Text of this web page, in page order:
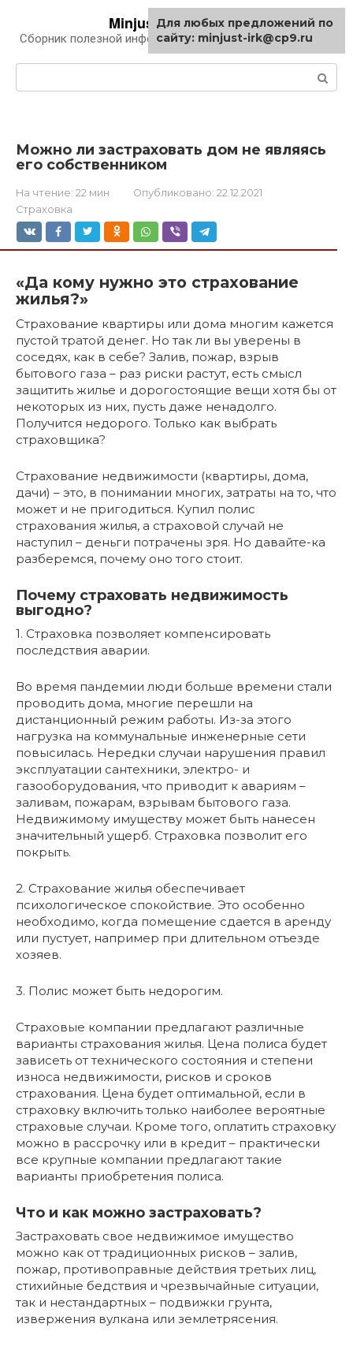
контенту
Minjust-irk.ru
Сборник полезной информации про автомобили
Можно ли застраховать дом не являясь
его собственником
На чтение: 22 мин Опубликовано: 22.12.2021
Страховка
«Да кому нужно это страхование
жилья?»
Страхование квартиры или дома многим кажется
пустой тратой денег. Но так ли вы уверены в
соседях, как в себе? Залив, пожар, взрыв
бытового газа – раз риски растут, есть смысл
защитить жилье и дорогостоящие вещи хотя бы от
некоторых из них, пусть даже ненадолго.
Получится недорого. Только как выбрать
страховщика?
Страхование недвижимости (квартиры, дома,
дачи) – это, в понимании многих, затраты на то, что
может и не пригодиться. Купил полис
страхования жилья, а страховой случай не
наступил – деньги потрачены зря. Но давайте-ка
разберемся, почему оно того стоит.
Почему страховать недвижимость
выгодно?
1. Страховка позволяет компенсировать
последствия аварии.
Во время пандемии люди больше времени стали
проводить дома, многие перешли на
дистанционный режим работы. Из-за этого
нагрузка на коммунальные инженерные сети
повысилась. Нередки случаи нарушения правил
эксплуатации сантехники, электро- и
газооборудования, что приводит к авариям –
заливам, пожарам, взрывам бытового газа.
Недвижимому имуществу может быть нанесен
значительный ущерб. Страховка позволит его
покрыть.
2. Страхование жилья обеспечивает
психологическое спокойствие. Это особенно
необходимо, когда помещение сдается в аренду
или пустует, например при длительном отъезде
хозяев.
3. Полис может быть недорогим.
Страховые компании предлагают различные
варианты страхования жилья. Цена полиса будет
зависеть от технического состояния и степени
износа недвижимости, рисков и сроков
страхования. Цена будет оптимальной, если в
страховку включить только наиболее вероятные
страховые случаи. Кроме того, оплатить страховку
можно в рассрочку или в кредит – практически
все крупные компании предлагают такие
варианты приобретения полиса.
Что и как можно застраховать?
Застраховать свое недвижимое имущество
можно как от традиционных рисков – залив,
пожар, противоправные действия третьих лиц,
стихийные бедствия и чрезвычайные ситуации,
так и нестандартных – подвижки грунта,
извержения вулкана или землетрясения.
Для любых предложений по
сайту: minjust-irk@cp9.ru